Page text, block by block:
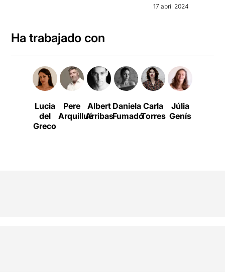
17 abril 2024
Ha trabajado con
Lucia
del
Greco
Pere
Arquillué
Albert
Arribas
Daniela
Fumadó
Carla
Torres
Júlia
Genís